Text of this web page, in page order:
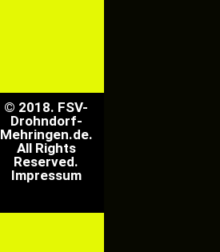
© 2018. FSV-
Drohndorf-
Mehringen.de.
All Rights
Reserved.
Impressum